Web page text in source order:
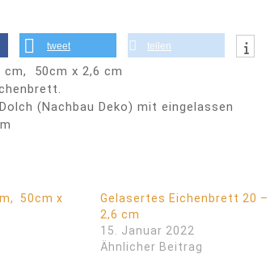
tweet teilen
cm, 50cm x 2,6 cm
(Nachbau Deko) mit eingelassen
50cm x
Gelasertes Eichenbrett 20
2,6 cm
15. Januar 2022
Ähnlicher Beitrag